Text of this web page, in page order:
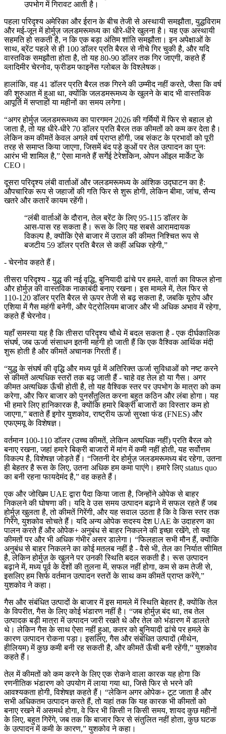
उपभोग में गिरावट आती है।
पहला परिदृश्य अमेरिका और ईरान के बीच तेजी से अस्थायी समझौता, युद्धविराम
और मई-जून में होर्मुज़ जलडमरूमध्य का धीरे-धीरे खुलना है। यह एक अस्थायी
सहमति हो सकती है, न कि एक बड़ा अंतिम शांति समझौता। इन अपेक्षाओं के
साथ, ब्रेंट पहले से ही 100 डॉलर प्रति बैरल से नीचे गिर चुकी है, और यदि
वास्तविक समझौता होता है, तो यह 80-90 डॉलर तक गिर जाएगी, कहते हैं
व्लादिमीर चेरनोव, फ्रीडम फाइनेंस ग्लोबल के विश्लेषक।
हालांकि, वह 41 डॉलर प्रति बैरल तक गिरने की उम्मीद नहीं करते, जैसा कि वर्ष
की शुरुआत में हुआ था, क्योंकि जलडमरूमध्य के खुलने के बाद भी वास्तविक
आपूर्ति में सप्ताहों या महीनों का समय लगेगा।
“अगर होर्मुज़ जलडमरूमध्य का पारगमन 2026 की गर्मियों में फिर से बहाल हो
जाता है, तो यह धीरे-धीरे 70 डॉलर प्रति बैरल तक कीमतों को कम कर देता है।
लेकिन कम कीमतें केवल अगले वर्ष प्राप्त होंगी, जब संकट के प्रभावों को पूरी
तरह से समाप्त किया जाएगा, जिसमें बंद पड़े कुओं पर तेल उत्पादन का पुनः
आरंभ भी शामिल है,” ऐसा मानते हैं सर्गेई टेरेशकिन, ओपन ऑइल मार्केट के
CEO।
दूसरा परिदृश्य लंबी वार्ताओं और जलडमरूमध्य के आंशिक उद्घाटन का है:
औपचारिक रूप से जहाजों की गति फिर से शुरू होगी, लेकिन बीमा, जांच, सैन्य
खतरे और कतारें कायम रहेंगी।
“लंबी वार्ताओं के दौरान, तेल ब्रेंट के लिए 95-115 डॉलर के
आस-पास रह सकता है। रूस के लिए यह सबसे आरामदायक
विकल्प है, क्योंकि ऐसे बाजार में उराल की कीमत निश्चित रूप से
बजटीय 59 डॉलर प्रति बैरल से कहीं अधिक रहेगी,”
- चेरनोव कहते हैं।
तीसरा परिदृश्य - युद्ध की नई वृद्धि, बुनियादी ढांचे पर हमले, वार्ता का विफल होना
और होर्मुज़ की वास्तविक नाकाबंदी बनाए रखना। इस मामले में, तेल फिर से
110-120 डॉलर प्रति बैरल से ऊपर तेजी से बढ़ सकता है, जबकि यूरोप और
एशिया में गैस महंगी बनेगी, और पेट्रोलियम बाजार और भी अधिक अभाव में रहेगा,
कहते हैं चेरनोव।
यहाँ समस्या यह है कि तीसरा परिदृश्य चौथे में बदल सकता है - एक दीर्घकालिक
संघर्ष, जब ऊर्जा संसाधन इतनी महंगी हो जाती हैं कि एक वैश्विक आर्थिक मंदी
शुरू होती है और कीमतें अचानक गिरती हैं।
“युद्ध के संघर्ष की वृद्धि और मध्य पूर्व में अतिरिक्त ऊर्जा सुविधाओं को नष्ट करने
से कीमतें अत्यधिक स्तरों तक बढ़ जाती हैं - चाहे वह तेल हो या गैस। अगर
कीमत अत्यधिक ऊँची होती है, तो यह वैश्विक स्तर पर उपभोग के मात्रा को कम
करेगा, और फिर बाजार को पुनर्संतुलित करना बहुत कठिन और लंबा होगा। यह
भी हमारे लिए हानिकारक है, क्योंकि हमारे बिक्री बाजारों का विस्तार कम हो
जाएगा,” बताते हैं इगोर युशकोव, राष्ट्रीय ऊर्जा सुरक्षा फंड (FNES) और
एफएमयू के विशेषज्ञ।
वर्तमान 100-110 डॉलर (उच्च कीमतें, लेकिन अत्यधिक नहीं) प्रति बैरल को
बनाए रखना, जहां हमारे बिक्री बाजारों में मांग में कमी नहीं होती, यह सर्वोत्तम
विकल्प है, विशेषज्ञ जोड़ते हैं। “जितनी देर होर्मुज़ जलडमरूमध्य बंद रहेगा, उतना
ही बेहतर है रूस के लिए, उतना अधिक हम कमा पाएंगे। हमारे लिए status quo
का बनी रहना फायदेमंद है,” वह कहते हैं।
एक और जोखिम UAE द्वारा पैदा किया जाता है, जिन्होंने ओपेक से बाहर
निकलने की घोषणा की। यदि वे उस समय उत्पादन बढ़ाने में सफल रहते हैं जब
होर्मुज़ खुलता है, तो कीमतें गिरेंगी, और यह सवाल उठता है कि वे किस स्तर तक
गिरेंगे, युशकोव सोचते हैं। यदि अन्य ओपेक सदस्य देश UAE के उदाहरण का
पालन करते हैं और ओपेक+ अनुबंध से बाहर निकलने की इच्छा रखेंगे, तो यह
कीमतों पर और भी अधिक गंभीर असर डालेगा। “फिलहाल सभी मौन हैं, क्योंकि
अनुबंध से बाहर निकलने का कोई मतलब नहीं है - वैसे भी, तेल का निर्यात सीमित
है, लेकिन होर्मुज़ के खुलने पर उनकी स्थिति बदल सकती है। रूस उत्पादन
बढ़ाने में, मध्य पूर्व के देशों की तुलना में, सफल नहीं होगा, कम से कम तेजी से,
इसलिए हम सिर्फ वर्तमान उत्पादन स्तरों के साथ कम कीमतें प्राप्त करेंगे,”
युशकोव ने कहा।
गैस और संबंधित उत्पादों के बाजार में इस मामले में स्थिति बेहतर है, क्योंकि तेल
के विपरीत, गैस के लिए कोई भंडारण नहीं है। “जब होर्मुज़ बंद था, तब तेल
उत्पादक बड़ी मात्रा में उत्पादन जारी रखते थे और तेल को भंडारण में डालते
थे। लेकिन गैस के साथ ऐसा नहीं हुआ, कतर को बुनियादी ढांचे पर हमले के
कारण उत्पादन रोकना पड़ा। इसलिए, गैस और संबंधित उत्पादों (मीथेन,
हीलियम) में कुछ कमी बनी रह सकती है, और कीमतें ऊँची बनी रहेंगी,” युशकोव
कहते हैं।
तेल में कीमतों को कम करने के लिए एक रोकने वाला कारक यह होगा कि
रणनीतिक भंडारण को उपयोग में लाया गया था, जिसे फिर से भरने की
आवश्यकता होगी, विशेषज्ञ कहते हैं। “लेकिन अगर ओपेक+ टूट जाता है और
सभी अधिकतम उत्पादन करते हैं, तो यहां तक कि यह कारक भी कीमतों को
बनाए रखने में असमर्थ होगा, वे फिर भी किसी न किसी समय, शायद कुछ महीनों
के लिए, बहुत गिरेंगे, जब तक कि बाजार फिर से संतुलित नहीं होता, कुछ घटक
के उत्पादन में कमी के कारण,” युशकोव ने कहा।